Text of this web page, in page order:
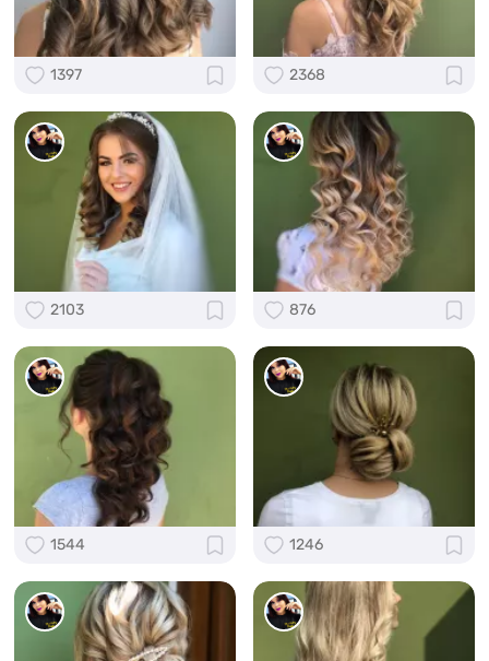
1397 2368
2103 876
1544 1246